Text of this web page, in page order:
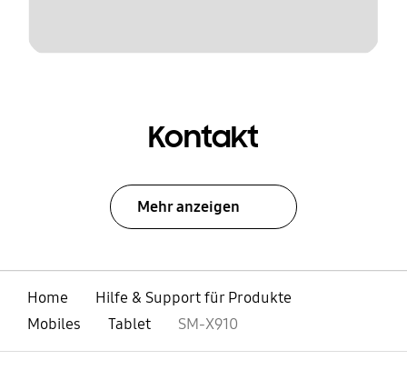
Kontakt
Mehr anzeigen
Home
Hilfe & Support für Produkte
Mobiles
Tablet SM-X910